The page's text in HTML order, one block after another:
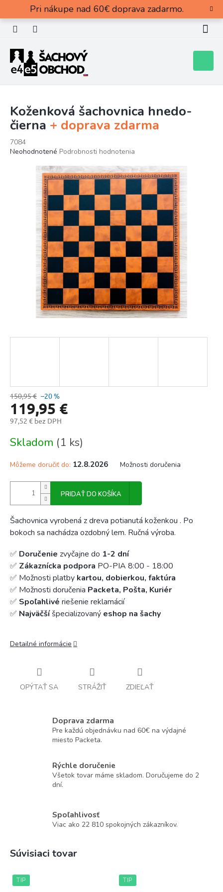
obsah
Pri nákupe nad 60€ doprava zadarmo.
košík
Koženková šachovnica hnedo-
čierna + doprava zdarma
7084
Priemerné
hviezdičiek.
Neohodnotené Podrobnosti hodnotenia
150,95 € –20 %
119,95 €
97,52 € bez DPH
cena:
Skladom (1 ks)
Môžeme doručiť do: 12.8.2026 Možnosti doručenia
PRIDAŤ DO KOŠÍKA
Šachovnica vyrobená z dreva potianutá koženkou . Po
bokoch sa nachádza ozdobný lem. Ručná výroba.
✅ Doručenie zvyčajne do 1-2 dní
✅ Zákaznícka podpora PO-PIA 8:00 - 18:00
✅ Možnosti platby kartou, dobierkou, faktúra
✅ Možnosti doručenia Packeta, Pošta, Kuriér
✅ Spoľahlivé riešenie reklamácií
✅ Najväčšíšpecializovaný eshop na šachy
Detailné informácie
OPÝTAŤ SA STRÁŽIŤ ZDIEĽAŤ
Doprava zdarma
Pre každú objednávku nad 60€ na výdajné
miesto Packeta.
Rýchle doručenie
Všetok tovar máme skladom. Doručujeme do 2
dní.
Spoľahlivosť
Viac ako 22 810 spokojných zákazníkov.
Súvisiaci tovar
TIP TIP